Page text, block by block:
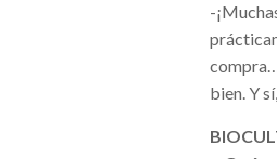
-
bien. Y